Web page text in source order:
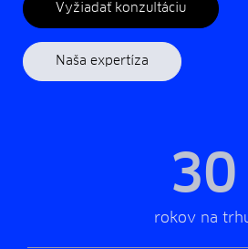
Vyžiadať konzultáciu
Naša expertíza
30
rokov na